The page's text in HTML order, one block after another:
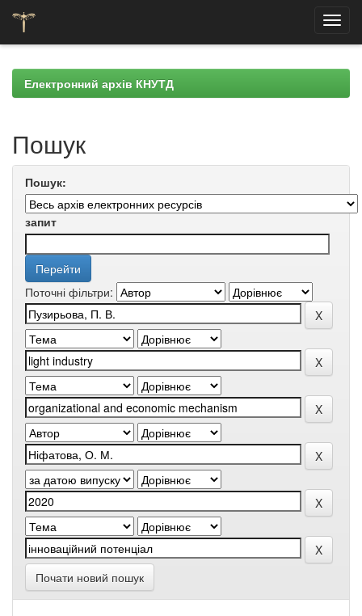
navigationЕлектронний архів КНУТД
Пошук
Пошук:
запит
Поточні фільтри:
Почати новий пошук